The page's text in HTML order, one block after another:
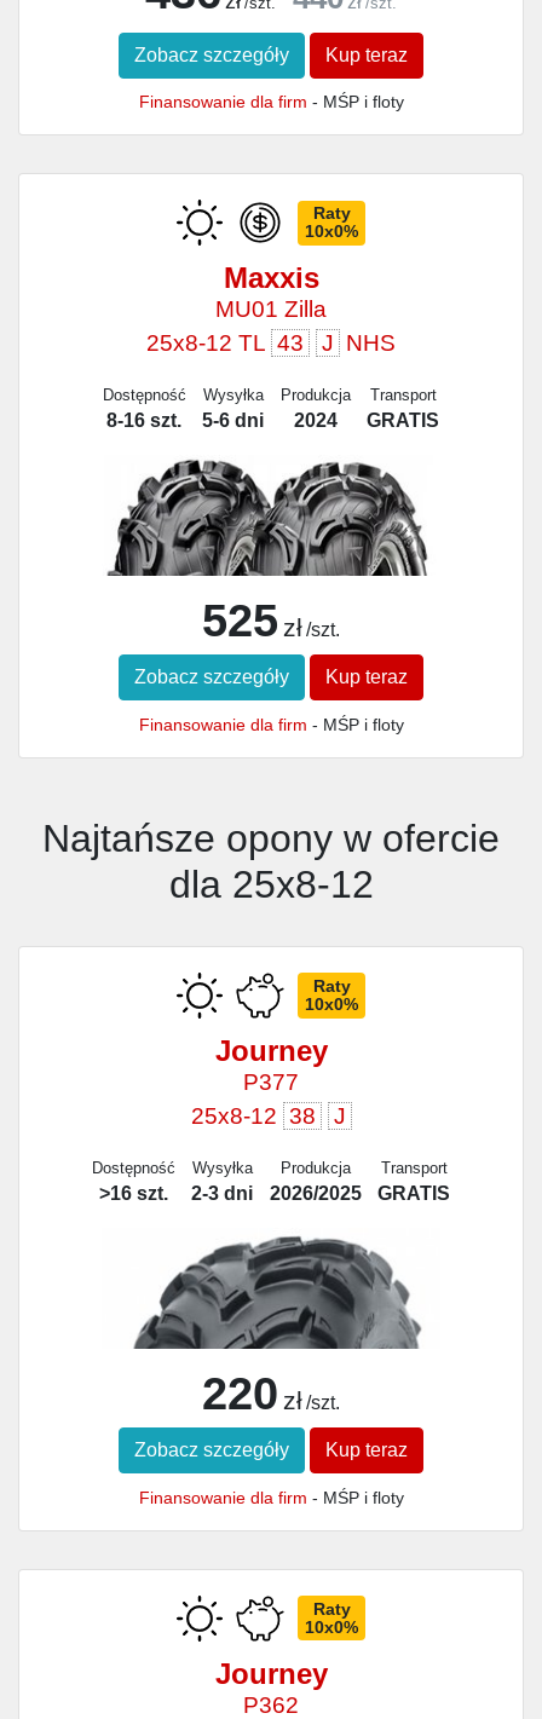
Zobacz szczegóły Kup teraz
Finansowanie dla firm - MŚP i floty
Raty
10x0%
Maxxis
MU01 Zilla
25x8-12 TL 43 J NHS
Dostępność
8-16 szt.
Wysyłka
5-6 dni
Produkcja
2024
Transport
GRATIS
525 zł /szt.
Zobacz szczegóły Kup teraz
Finansowanie dla firm - MŚP i floty
Najtańsze opony w ofercie
dla 25x8-12
Raty
10x0%
Journey
P377
25x8-12 38 J
Dostępność
>16 szt.
Wysyłka
2-3 dni
Produkcja
2026/2025
Transport
GRATIS
220 zł /szt.
Zobacz szczegóły Kup teraz
Finansowanie dla firm - MŚP i floty
Raty
10x0%
Journey
P362